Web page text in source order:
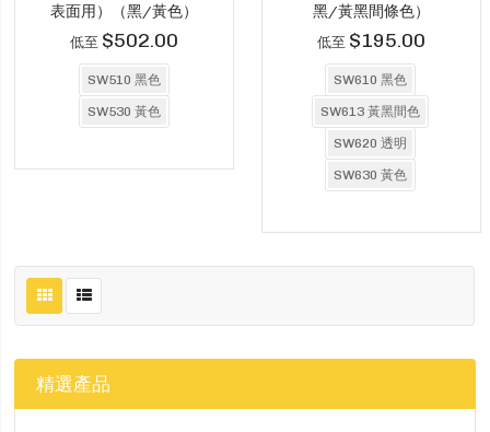
表面用）（黑/黃色）
低至 $502.00
SW510 黑色
SW530 黃色
黑/黃黑間條色）
低至 $195.00
SW610 黑色
SW613 黃黑間色
SW620 透明
SW630 黃色
精選產品